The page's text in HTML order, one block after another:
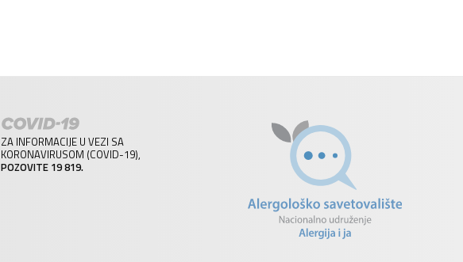
ZA INFORMACIJE U VEZI SA
KORONAVIRUSOM (COVID-19),
POZOVITE 19 819.